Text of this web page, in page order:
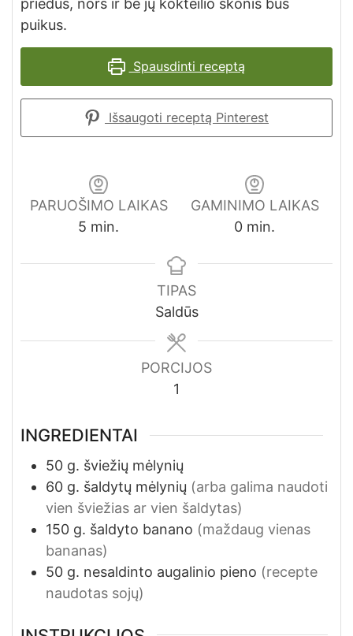
priedus, nors ir be jų kokteilio skonis bus
puikus.
Spausdinti receptą
Išsaugoti receptą Pinterest
PARUOŠIMO LAIKAS
5 minutes
min.
GAMINIMO LAIKAS
0minutes
min.
TIPAS
Saldūs
PORCIJOS
1
INGREDIENTAI
50 g. šviežių mėlynių
60 g. šaldytų mėlynių (arba galima naudoti
vien šviežias ar vien šaldytas)
150 g. šaldyto banano (maždaug vienas
bananas)
50 g. nesaldinto augalinio pieno (recepte
naudotas sojų)